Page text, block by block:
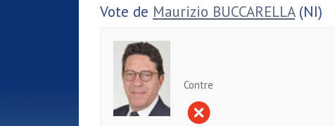
Vote de Maurizio BUCCARELLA(NI)
Contre